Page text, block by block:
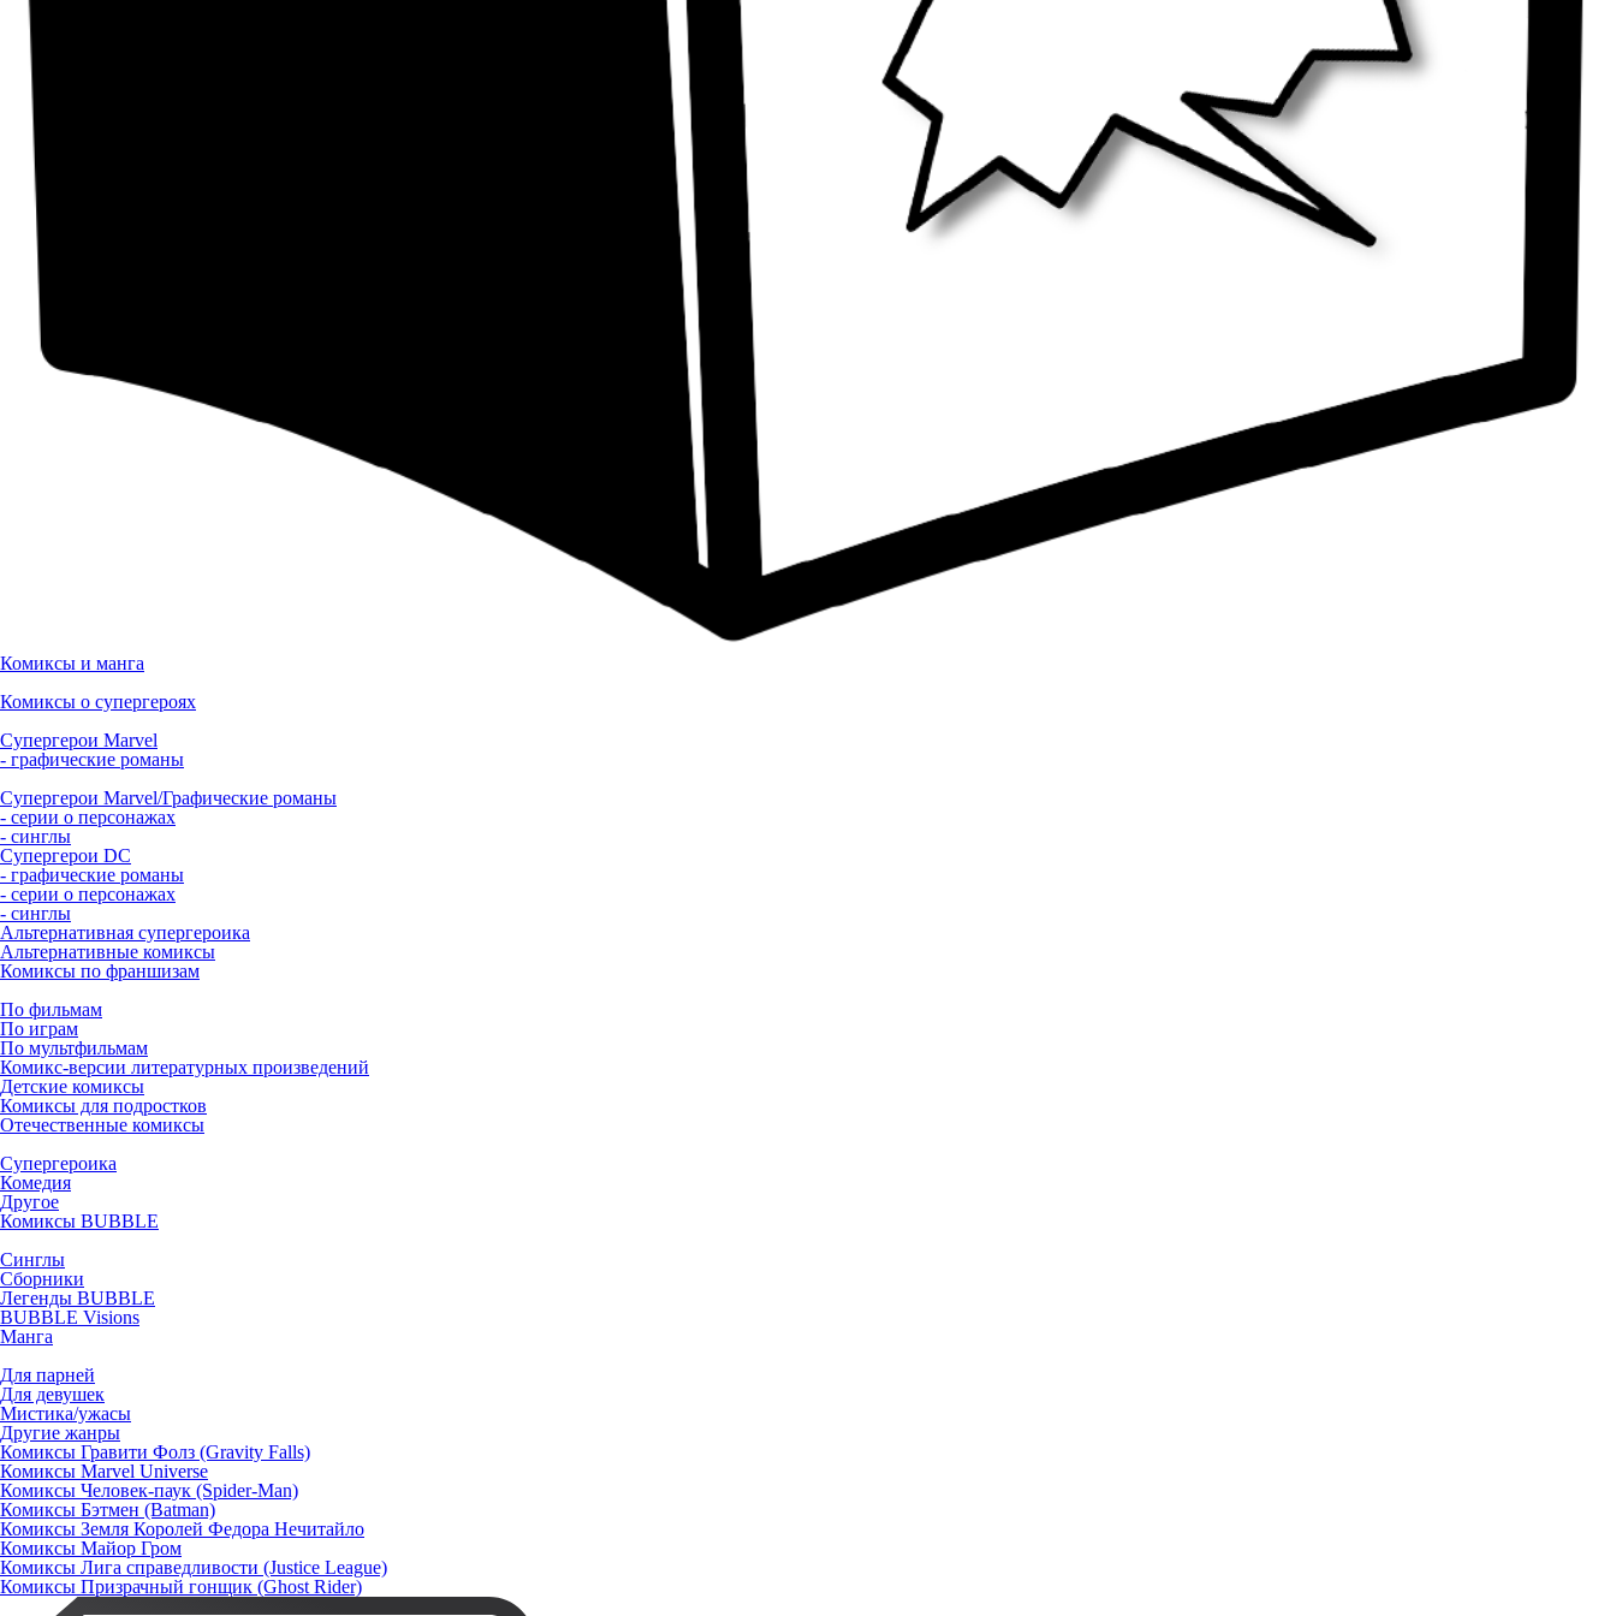
Комиксы и манга
Комиксы о супергероях
Супергерои Marvel
- графические романы
Супергерои Marvel/Графические романы
- серии о персонажах
- синглы
Супергерои DC
- графические романы
- серии о персонажах
- синглы
Альтернативная супергероика
Альтернативные комиксы
Комиксы по франшизам
По фильмам
По играм
По мультфильмам
Комикс-версии литературных произведений
Детские комиксы
Комиксы для подростков
Отечественные комиксы
Супергероика
Комедия
Другое
Комиксы BUBBLE
Синглы
Сборники
Легенды BUBBLE
BUBBLE Visions
Манга
Для парней
Для девушек
Мистика/ужасы
Другие жанры
Комиксы Гравити Фолз (Gravity Falls)
Комиксы Marvel Universe
Комиксы Человек-паук (Spider-Man)
Комиксы Бэтмен (Batman)
Комиксы Земля Королей Федора Нечитайло
Комиксы Майор Гром
Комиксы Лига справедливости (Justice League)
Комиксы Призрачный гонщик (Ghost Rider)